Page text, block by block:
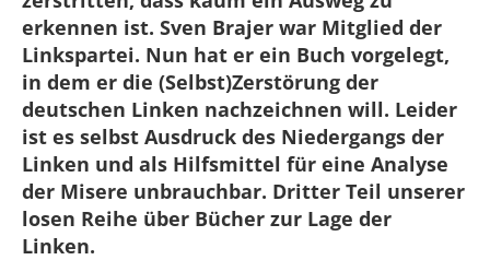
erkennen ist. Sven Brajer war Mitglied der
Linkspartei. Nun hat er ein Buch vorgelegt,
in dem er die (Selbst)Zerstörung der
deutschen Linken nachzeichnen will. Leider
ist es selbst Ausdruck des Niedergangs der
Linken und als Hilfsmittel für eine Analyse
der Misere unbrauchbar. Dritter Teil unserer
losen Reihe über Bücher zur Lage der
Linken.